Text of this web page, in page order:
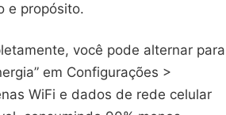
e propósito.
você pode alternar para
em Configurações >
WiFi e dados de rede celular